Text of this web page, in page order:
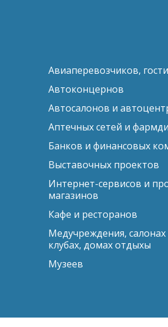
Авиаперевозчиков,
Автоконцернов
Автосалонов и
Аптечных сетей и
Банков и финансовых
Выставочных проектов
Интернет-сервисов и
магазинов
Кафе и ресторанов
Медучреждения,
клубах, домах отдыхы
Музеев